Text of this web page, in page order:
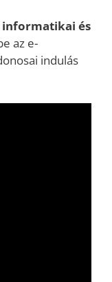
informatikai és
az e-
indulás